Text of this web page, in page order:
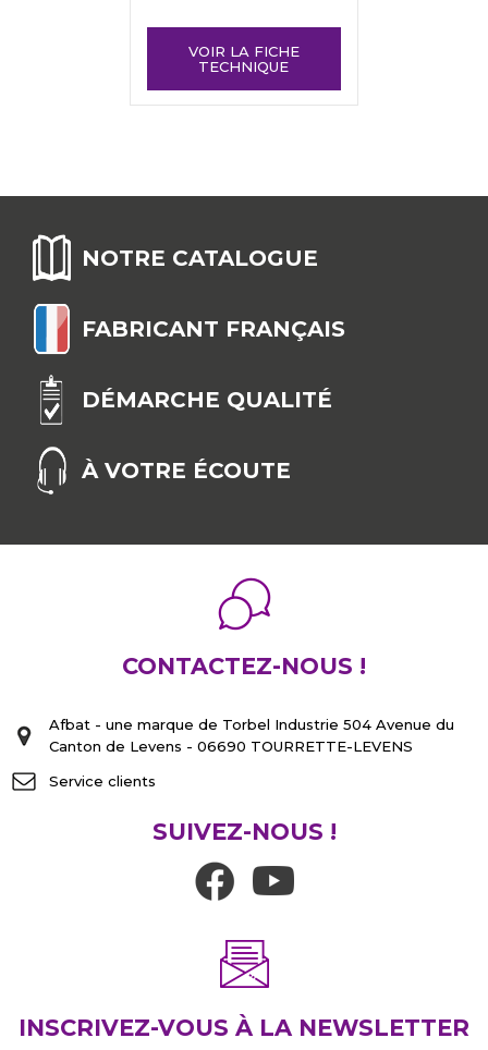
VOIR LA FICHE
TECHNIQUE
NOTRE CATALOGUE
FABRICANT FRANÇAIS
DÉMARCHE QUALITÉ
À VOTRE ÉCOUTE
CONTACTEZ-NOUS !
Afbat - une marque de Torbel Industrie 504 Avenue du
Canton de Levens - 06690 TOURRETTE-LEVENS
Service clients
SUIVEZ-NOUS !
INSCRIVEZ-VOUS À LA NEWSLETTER